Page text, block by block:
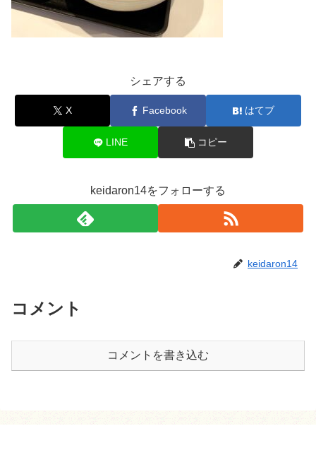
シェアする
X Facebook はてブ
LINE コピー
keidaron14をフォローする
keidaron14
コメント
コメントを書き込む